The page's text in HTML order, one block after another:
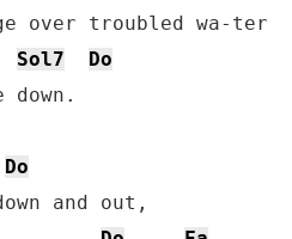
over troubled wa-ter
Sol7
Do
Do
and out,